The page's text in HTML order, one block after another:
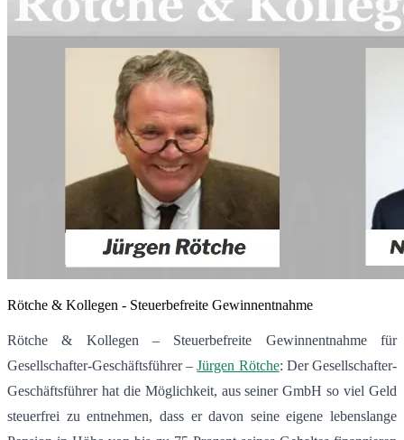
Rötche & Kollegen - Steuerbefreite Gewinnentnahme
Rötche & Kollegen – Steuerbefreite Gewinnentnahme für
Gesellschafter-Geschäftsführer –Jürgen Rötche: Der Gesellschafter-
Geschäftsführer hat die Möglichkeit, aus seiner GmbH so viel Geld
steuerfrei zu entnehmen, dass er davon seine eigene lebenslange